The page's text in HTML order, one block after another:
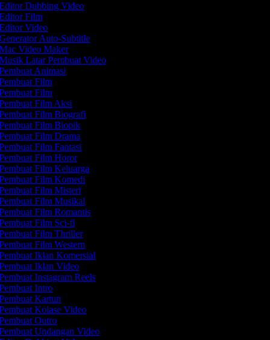
Dubbing Video
Film
Video
Auto-Subtitle
Video Maker
Latar Pembuat Video
Animasi
Film
Film
Film Aksi
Film Biografi
Film Biopik
Film Drama
Film Fantasi
Film Horor
Film Keluarga
Film Komedi
Film Misteri
Film Musikal
Film Romantis
Film Sci-fi
Film Thriller
Film Western
Iklan Komersial
Iklan Video
Instagram Reels
Intro
Kartun
Kolase Video
Outro
Undangan Video